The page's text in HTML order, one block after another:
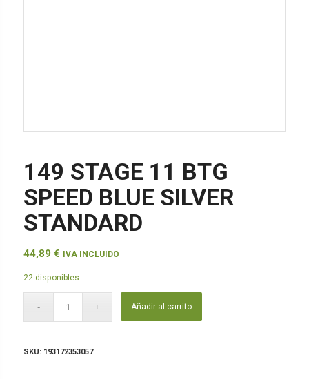
149 STAGE 11 BTG
SPEED BLUE SILVER
STANDARD
44,89 € IVA INCLUIDO
22 disponibles
Añadir al carrito
SKU: 193172353057